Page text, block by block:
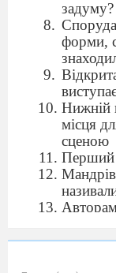
задуму?
форми,
Нижній
місця
сценою
Перший